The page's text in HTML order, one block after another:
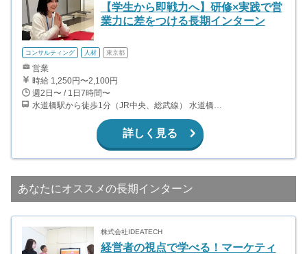
【学生から即戦力へ】研修×実践で営
業力に差をつける長期インターン
コンサルティング 人材 東京都
営業
時給 1,250円〜2,100円
週2日〜 / 1日7時間〜
水道橋駅から徒歩1分（JR中央、総武線） 水道橋駅から徒歩6分（都営三田線）
詳しく見る
あなたにオススメの長期インターン
株式会社IDEATECH
経営者の視点で学べる！マーケティ